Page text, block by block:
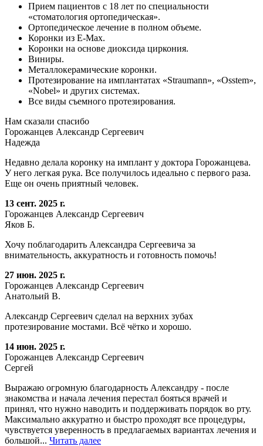
Прием пациентов с 18 лет по специальности
«стоматология ортопедическая».
Ортопедическое лечение в полном объеме.
Коронки из E-Max.
Коронки на основе диоксида циркония.
Виниры.
Металлокерамические коронки.
Протезирование на имплантатах «Straumann», «Osstem»,
«Nobel» и других системах.
Все виды съемного протезирования.
Нам сказали спасибо
Горожанцев Александр Сергеевич
Надежда
Недавно делала коронку на имплант у доктора Горожанцева.
У него легкая рука. Все получилось идеально с первого раза.
Еще он очень приятный человек.
13 сент. 2025 г.
Горожанцев Александр Сергеевич
Яков Б.
Хочу поблагодарить Александра Сергеевича за
внимательность, аккуратность и готовность помочь!
27 июн. 2025 г.
Горожанцев Александр Сергеевич
Анатольий В.
Александр Сергеевич сделал на верхних зубах
протезирование мостами. Всё чётко и хорошо.
14 июн. 2025 г.
Горожанцев Александр Сергеевич
Сергей
Выражаю огромную благодарность Александру - после
знакомства и начала лечения перестал бояться врачей и
принял, что нужно наводить и поддерживать порядок во рту.
Максимально аккуратно и быстро проходят все процедуры,
чувствуется уверенность в предлагаемых вариантах лечения и
большой... Читать далее